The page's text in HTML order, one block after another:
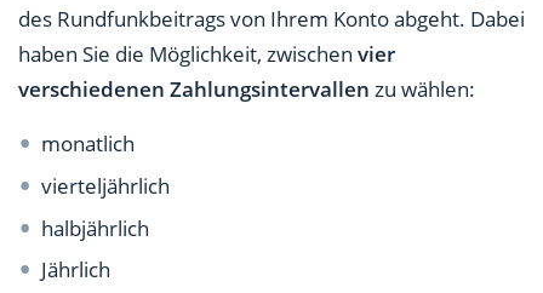
des Rundfunkbeitrags von Ihrem Konto abgeht. Dabei
haben Sie die Möglichkeit, zwischen vier
verschiedenen Zahlungsintervallen zu wählen:
monatlich
vierteljährlich
halbjährlich
Jährlich